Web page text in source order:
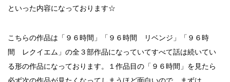
といった内容になっております☆
こちらの作品は「９６時間」「９６時間 リベンジ」「９６時
間 レクイエム」の全３部作品になっていてすべて話は続いてい
る形の作品になっております。１作品目の「９６時間」を見たら